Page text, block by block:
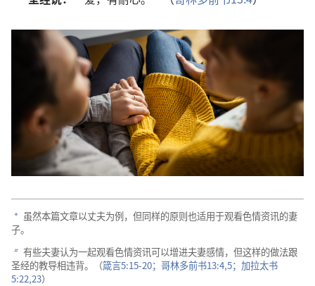
a 虽然本篇文章以丈夫为例，但同样的原则也适用于观看色情资讯的妻
子。
b 有些夫妻认为一起观看色情资讯可以增进夫妻感情，但这样的做法跟
圣经的教导相违背。（箴言5:15-20； 哥林多前书13:4,5； 加拉太书
5:22,23）